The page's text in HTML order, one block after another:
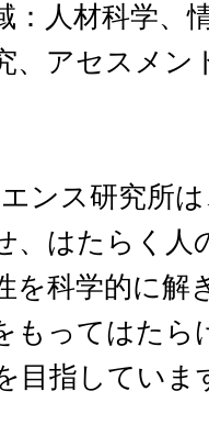
：人材科学、
、アセスメン
ンス研究所
、はたらく人
を科学的に解
もってはたら
目指していま